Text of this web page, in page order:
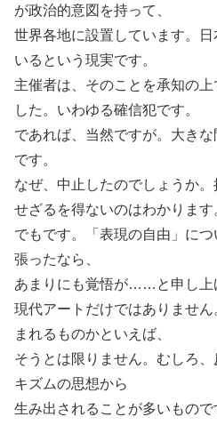
が政治的意図を持って、
世界各地に設置しています。
いるという現実です。
主催者は、そのことを承知の
した。いわゆる確信犯です。
であれば、当然ですが。大き
です。
なぜ、中止したのでしょうか
せざるを得ないのはわかります
でもです。「表現の自由」に
張ったなら、
あまりにも覚悟が……と申し上
現代アートだけではありませ
まれるものかといえば、
そうとは限りません。むしろ
キズムの思想から
生み出されることが多いもので